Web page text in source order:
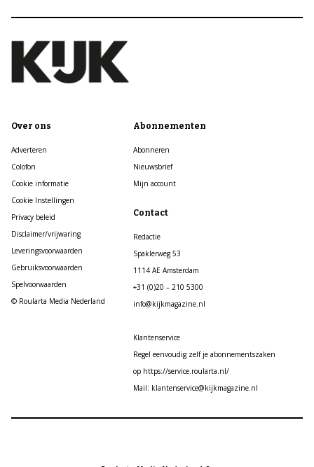
Over ons
Adverteren
Colofon
Cookie informatie
Cookie Instellingen
Privacy beleid
Disclaimer/vrijwaring
Leveringsvoorwaarden
Gebruiksvoorwaarden
Spelvoorwaarden
© Roularta Media Nederland
Abonnementen
Abonneren
Nieuwsbrief
Mijn account
Contact
Redactie
Spaklerweg 53
1114 AE Amsterdam
+31 (0)20 – 210 5300
info@kijkmagazine.nl
Klantenservice
Regel eenvoudig zelf je abonnementszaken
op https://service.roularta.nl/
Mail: klantenservice@kijkmagazine.nl